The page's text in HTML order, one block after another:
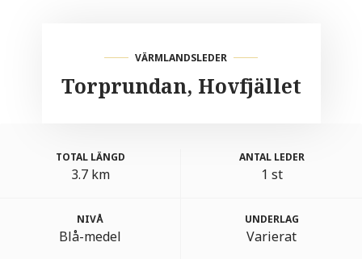
VÄRMLANDSLEDER
Torprundan, Hovfjället
TOTAL LÄNGD
3.7 km
ANTAL LEDER
1 st
NIVÅ
Blå-medel
UNDERLAG
Varierat